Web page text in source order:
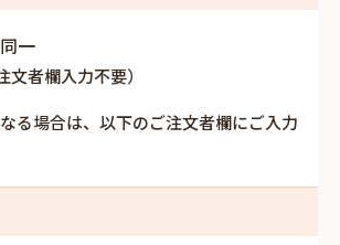
一
文者欄入力不要）
る場合は、以下のご注文者欄にご入力